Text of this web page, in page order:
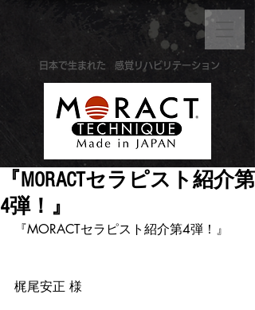
感覚リハビリテーション
​日本で生まれた
『MORACTセラピスト紹介第
4弾！』
『MORACTセラピスト紹介第4弾！』
梶尾安正 様